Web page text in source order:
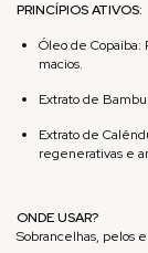
PRINCÍPIOS ATIVOS:
Óleo de Copaíba:
macios.
Extrato de
Extrato de
regenerativas e
ONDE USAR?
Sobrancelhas, pelos